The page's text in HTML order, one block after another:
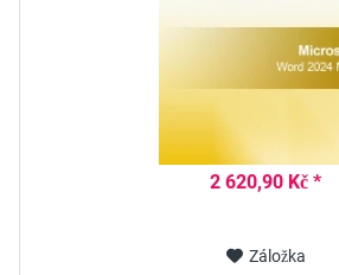
2 620,90 Kč *
Záložka